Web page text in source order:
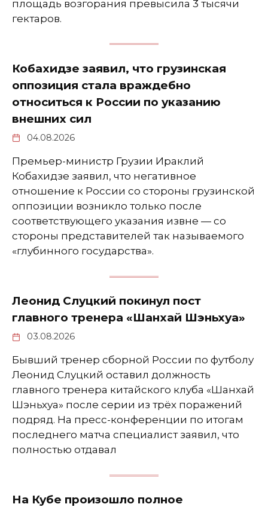
площадь возгорания превысила 3 тысячи
гектаров.
Кобахидзе заявил, что грузинская
оппозиция стала враждебно
относиться к России по указанию
внешних сил
04.08.2026
Премьер-министр Грузии Ираклий
Кобахидзе заявил, что негативное
отношение к России со стороны грузинской
оппозиции возникло только после
соответствующего указания извне — со
стороны представителей так называемого
«глубинного государства».
Леонид Слуцкий покинул пост
главного тренера «Шанхай Шэньхуа»
03.08.2026
Бывший тренер сборной России по футболу
Леонид Слуцкий оставил должность
главного тренера китайского клуба «Шанхай
Шэньхуа» после серии из трёх поражений
подряд. На пресс-конференции по итогам
последнего матча специалист заявил, что
полностью отдавал
На Кубе произошло полное